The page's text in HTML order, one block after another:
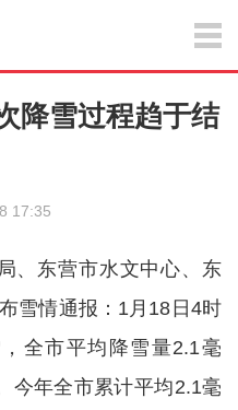
降雪过程趋于结
17:35
、 东营市水文中心、 东
雪情通报：1月18日4时
全市平均降雪量2.1毫
今年全市累计平均2.1毫